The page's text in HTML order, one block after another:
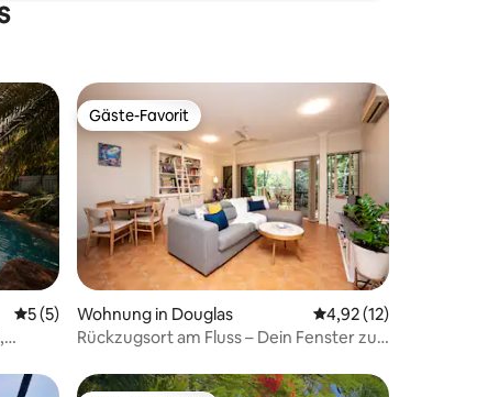
Durchschnittliche Bewertung: 5 von 5, 5 Bewertungen
5 (5)
Gäste-Favorit
Gäste-Favorit
Wohnung in Douglas Durchschnittliche
4,92 (12)
Rückzugsort am Fluss – Dein Fenster zur